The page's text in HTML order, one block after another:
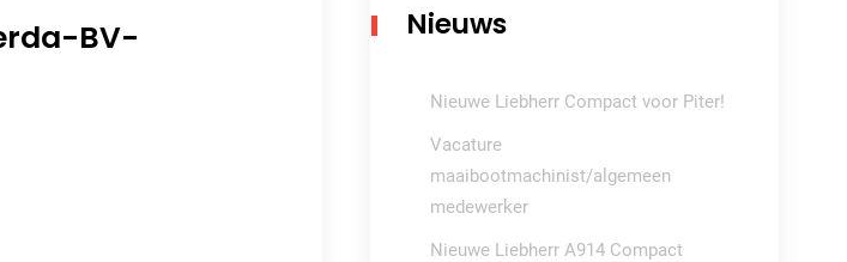
BV-
Nieuws
Nieuwe Liebherr Compact voor Piter!
Vacature
maaibootmachinist/algemeen
medewerker
Nieuwe Liebherr A914 Compact